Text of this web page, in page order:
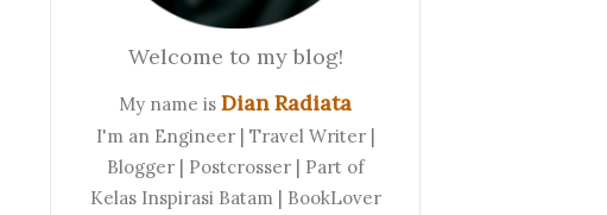
Welcome to my blog!
My name is Dian Radiata
I'm an Engineer | Travel Writer |
Blogger | Postcrosser | Part of
Kelas Inspirasi Batam | BookLover